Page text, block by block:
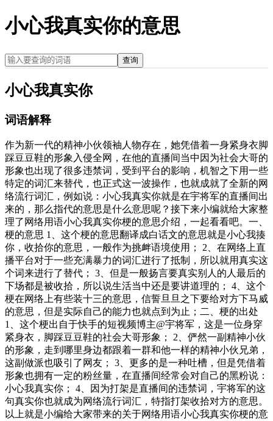
小心我真实你的意思
查询
小心我真实你
词语解释
作为新一代的精神小伙领袖人物存在，她凭借着一身紧身衣脚
踩豆豆鞋的形象入侵全网，在他的直播间当中因为社会大哥的
形象也出现了很多违禁词，受到平台的影响，机智之下用一些
特定的词汇来替代，也正式这一波操作，也就成就了全新的网
络流行词汇，例如说：小心我真实你就是在宇将军的直播间出
来的，那么指代的意思是什么意思呢？接下来小编就给大家整
理了网络用语小心我真实你梗的意思介绍，一起看看吧。一、
梗的意思 1、这个梗的意思翻译成白话文的意思就是小心我揍
你，收拾你的意思，一般作为挑衅语境使用； 2、在网络上直
播平台对于一些充满暴力的词汇进行了抵制，所以就用真实这
个词来进行了替代； 3、但是一般扬言要真实别人的人最后的
下场都是被收拾，所以说生活当中还是要讲道理的； 4、这个
梗在网络上有些装十三的意思，信誓旦旦之下要给对方下马威
的意思，但是实际自己的能力也就点到为止；二、梗的出处
1、这个梗出自于快手的短视频博主@宇将军，这是一位身穿
紧身衣，脚踩豆豆鞋的社会大哥形象； 2、俨然一副精神小伙
的形象，走到哪里身边都跟着一群和他一样的精神小伙兄弟，
这副做派也吸引了网友； 3、更多的是一种吐槽，但是凭借着
形象也拥有一定的粉丝量，在直播间经常会对自己的黑粉说：
小心我真实你； 4、因为打架是直播间的违禁词，宇将军的这
句真实你也就成为网络流行词汇，特指打架收拾对方的意思。
以上就是小编给大家带来的关于网络用语小心我真实你梗的意